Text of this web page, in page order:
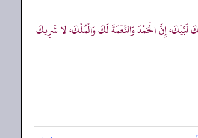
إِنَّ الْحَمْدَ وَالنِّعْمَةَ لَكَ وَالْمُلْكَ، لا شَرِيكَ